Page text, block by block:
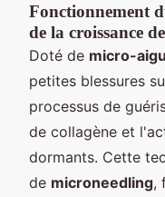
Fonctionnement
de la croissance
Doté de micro-
petites blessures
processus de
de collagène et
dormants. Cette
de microneedling,